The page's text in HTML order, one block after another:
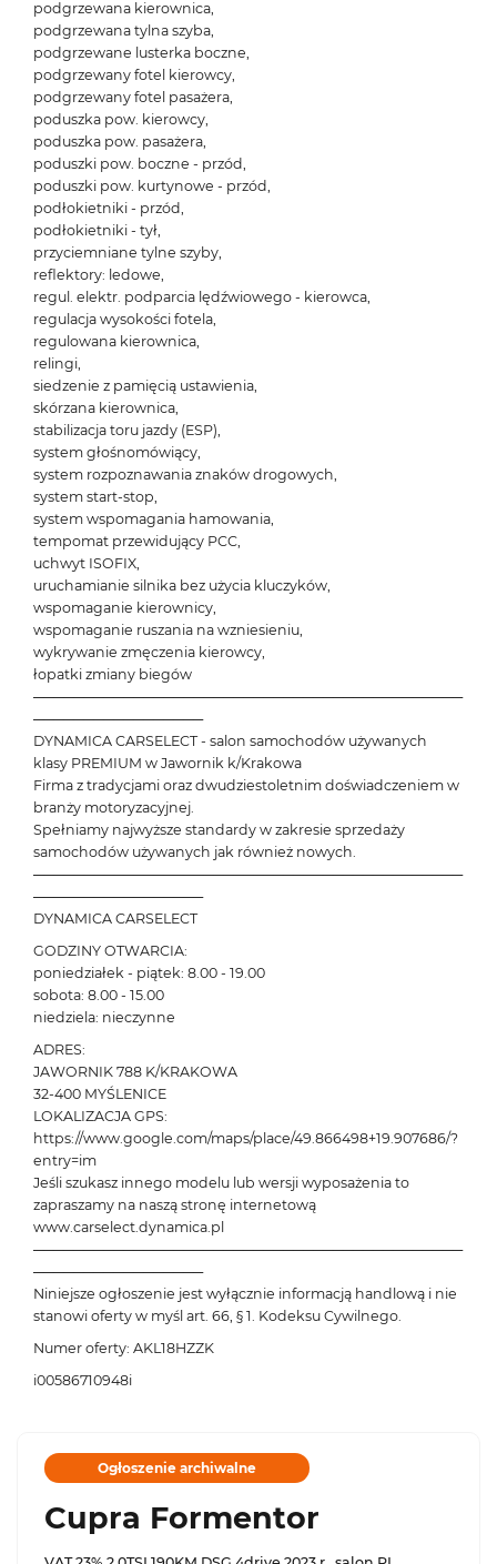
podgrzewana kierownica,
podgrzewana tylna szyba,
podgrzewane lusterka boczne,
podgrzewany fotel kierowcy,
podgrzewany fotel pasażera,
poduszka pow. kierowcy,
poduszka pow. pasażera,
poduszki pow. boczne - przód,
poduszki pow. kurtynowe - przód,
podłokietniki - przód,
podłokietniki - tył,
przyciemniane tylne szyby,
reflektory: ledowe,
regul. elektr. podparcia lędźwiowego - kierowca,
regulacja wysokości fotela,
regulowana kierownica,
relingi,
siedzenie z pamięcią ustawienia,
skórzana kierownica,
stabilizacja toru jazdy (ESP),
system głośnomówiący,
system rozpoznawania znaków drogowych,
system start-stop,
system wspomagania hamowania,
tempomat przewidujący PCC,
uchwyt ISOFIX,
uruchamianie silnika bez użycia kluczyków,
wspomaganie kierownicy,
wspomaganie ruszania na wzniesieniu,
wykrywanie zmęczenia kierowcy,
łopatki zmiany biegów
───────────────────────────────────────────
─────────────────
DYNAMICA CARSELECT - salon samochodów używanych
klasy PREMIUM w Jawornik k/Krakowa
Firma z tradycjami oraz dwudziestoletnim doświadczeniem w
branży motoryzacyjnej.
Spełniamy najwyższe standardy w zakresie sprzedaży
samochodów używanych jak również nowych.
───────────────────────────────────────────
─────────────────
DYNAMICA CARSELECT
GODZINY OTWARCIA:
poniedziałek - piątek: 8.00 - 19.00
sobota: 8.00 - 15.00
niedziela: nieczynne
ADRES:
JAWORNIK 788 K/KRAKOWA
32-400 MYŚLENICE
LOKALIZACJA GPS:
https://www.google.com/maps/place/49.866498+19.907686/?
entry=im
Jeśli szukasz innego modelu lub wersji wyposażenia to
zapraszamy na naszą stronę internetową
www.carselect.dynamica.pl
───────────────────────────────────────────
─────────────────
Niniejsze ogłoszenie jest wyłącznie informacją handlową i nie
stanowi oferty w myśl art. 66, § 1. Kodeksu Cywilnego.
Numer oferty: AKL18HZZK
i00586710948i
Ogłoszenie archiwalne
Cupra Formentor